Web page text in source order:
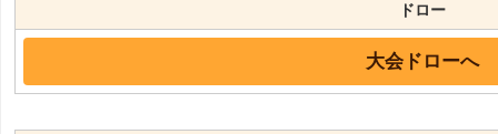
ドロー
大会ドローへ